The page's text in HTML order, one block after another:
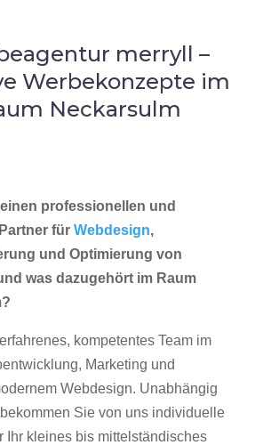
merryll –
Werbekonzepte im
Neckarsulm
professionellen und
für Webdesign,
und Optimierung von
was dazugehört im Raum
kompetentes Team im
Marketing und
Webdesign. Unabhängig
Sie von uns individuelle
Ihr kleines bis mittelständisches